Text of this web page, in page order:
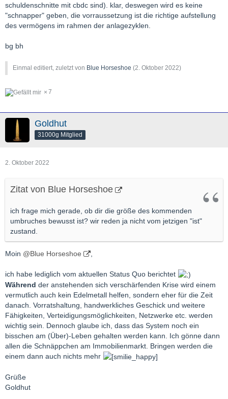
schuldenschnitte mit cbdc sind). klar, deswegen wird es keine
"schnapper" geben, die vorraussetzung ist die richtige aufstellung
des vermögens im rahmen der anlagezyklen.
bg bh
Einmal editiert, zuletzt von Blue Horseshoe (2. Oktober 2022)
7
Goldhut
31000g Mitglied
2. Oktober 2022
Zitat von Blue Horseshoe
ich frage mich gerade, ob dir die größe des kommenden
umbruches bewusst ist? wir reden ja nicht vom jetzigen "ist"
zustand.
Moin @Blue Horseshoe
ich habe lediglich vom aktuellen Status Quo berichtet
Während der anstehenden sich verschärfenden Krise wird einem
vermutlich auch kein Edelmetall helfen, sondern eher für die Zeit
danach. Vorratshaltung, handwerkliches Geschick und weitere
Fähigkeiten, Verteidigungsmöglichkeiten, Netzwerke etc. werden
wichtig sein. Dennoch glaube ich, dass das System noch ein
bisschen am (Über)-Leben gehalten werden kann. Ich gönne dann
allen die Schnäppchen am Immobilienmarkt. Bringen werden die
einem dann auch nichts mehr
Grüße
Goldhut